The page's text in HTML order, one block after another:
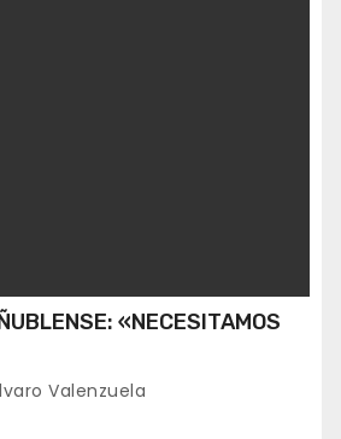
«NECESITAMOS
Valenzuela